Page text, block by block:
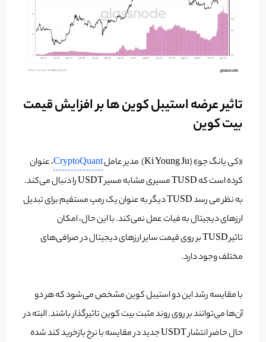
تاثیر عرضه استیبل کوین ها بر افزایش قیمت
بیت کوین
«کی یانگ جو» (Ki Young Ju) مدیر عامل CryptoQuant، عنوان
کرده است که TUSD مسیری مشابه مسیر USDT را دنبال می‌کند.
به نظر می رسد TUSD دیگر به عنوان یک رمپ مستقیم برای تبدیل
ارزهای دیجیتال به فیات عمل نمی‌کند. با این حال، امکان
تاثیر TUSD بر روی قیمت سایر ارزهای دیجیتال در صرافی‌های
مختلف وجود دارد.
با مقایسه رشد این دو استیبل کوین مشخص می‌شود که هر دو
آن‌ها می‌توانند بر روی روند مثبت بیت کوین تاثیرگذار باشند. البته در
حال حاضر انتشار USDT جدید در مقایسه با نرخ بازخرید کند شده